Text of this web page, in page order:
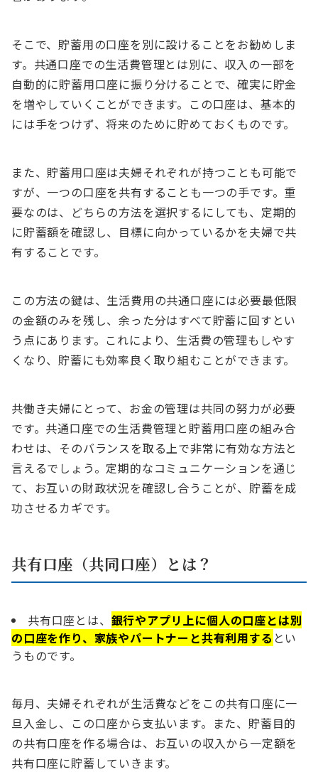
そこで、貯蓄用の口座を別に設けることをお勧めしま
す。共通口座での生活費管理とは別に、収入の一部を
自動的に貯蓄用口座に振り分けることで、確実に貯金
を増やしていくことができます。この口座は、基本的
には手をつけず、将来のために貯めておくものです。
また、貯蓄用口座は夫婦それぞれが持つことも可能で
すが、一つの口座を共有することも一つの手です。重
要なのは、どちらの方法を選択するにしても、定期的
に貯蓄額を確認し、目標に向かっているかを夫婦で共
有することです。
この方法の鍵は、生活費用の共通口座には必要最低限
の金額のみを残し、余った分はすべて貯蓄に回すとい
う点にあります。これにより、生活費の管理もしやす
くなり、貯蓄にも効率良く取り組むことができます。
共働き夫婦にとって、お金の管理は共同の努力が必要
です。共通口座での生活費管理と貯蓄用口座の組み合
わせは、そのバランスを取る上で非常に有効な方法と
言えるでしょう。定期的なコミュニケーションを通じ
て、お互いの財政状況を確認し合うことが、貯蓄を成
功させるカギです。
共有口座（共同口座）とは？
共有口座とは、 銀行やアプリ上に個人の口座とは別
の口座を作り、家族やパートナーと共有利用する とい
うものです。
毎月、夫婦それぞれが生活費などをこの共有口座に一
旦入金し、この口座から支払います。また、貯蓄目的
の共有口座を作る場合は、お互いの収入から一定額を
共有口座に貯蓄していきます。